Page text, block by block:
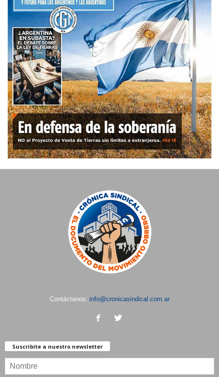
Contáctanos: info@cronicasindical.com.ar
Suscribite a nuestro newsletter